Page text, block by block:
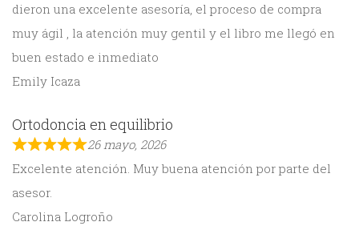
dieron una excelente asesoría, el proceso de compra
muy ágil , la atención muy gentil y el libro me llegó en
buen estado e inmediato
Emily Icaza
Ortodoncia en equilibrio
26 mayo, 2026
Excelente atención. Muy buena atención por parte del
asesor.
Carolina Logroño